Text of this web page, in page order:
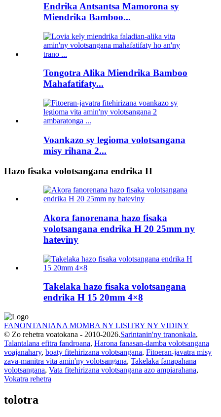
Endrika Antsantsa Mamorona sy
Miendrika Bamboo...
Tongotra Alika Miendrika Bamboo
Mahafatifaty...
Voankazo sy legioma volotsangana
misy rihana 2...
Hazo fisaka volotsangana endrika H
Akora fanorenana hazo fisaka
volotsangana endrika H 20 25mm ny
hateviny
Takelaka hazo fisaka volotsangana
endrika H 15 20mm 4×8
FANONTANIANA MOMBA NY LISITRY NY VIDINY
© Zo rehetra voatokana - 2010-2026.Sarintanin'ny tranonkala,
Talantalana efitra fandroana, Harona fanasan-damba volotsangana
voajanahary, boaty fitehirizana volotsangana, Fitoeran-javatra misy
zava-manitra vita amin'ny volotsangana, Takelaka fanapahana
volotsangana, Vata fitehirizana volotsangana azo ampiarahana,
Vokatra rehetra
tolotra